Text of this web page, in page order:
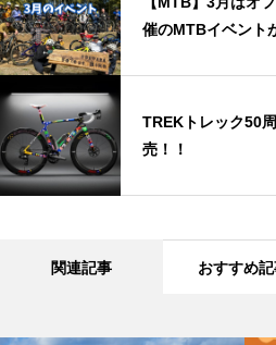
催のMTBイベント
TREKトレック50
売！！
関連記事 おすすめ